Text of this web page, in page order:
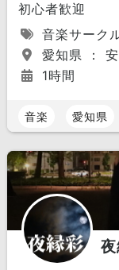
初心者歓迎
音楽サーク
愛知県 ：
1時間
音楽 愛知県